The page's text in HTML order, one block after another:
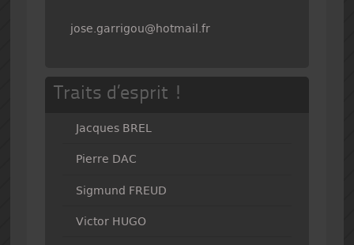
jose.garrigou@hotmail.fr
Traits d’esprit !
Jacques BREL
Pierre DAC
Sigmund FREUD
Victor HUGO